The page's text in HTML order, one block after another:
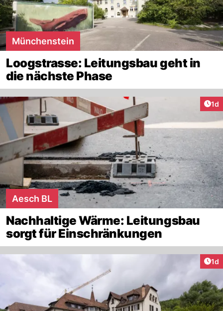
Münchenstein
Loogstrasse: Leitungsbau geht in
die nächste Phase
1d
Aesch BL
Nachhaltige Wärme: Leitungsbau
sorgt für Einschränkungen
1d